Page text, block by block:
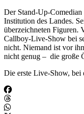
Der Stand-Up-
Institution des Landes.
überzeichneten Figuren.
Callboy-Live-Show bei
nicht. Niemand ist vor
nicht genug – die große
Die erste Live-Show, bei